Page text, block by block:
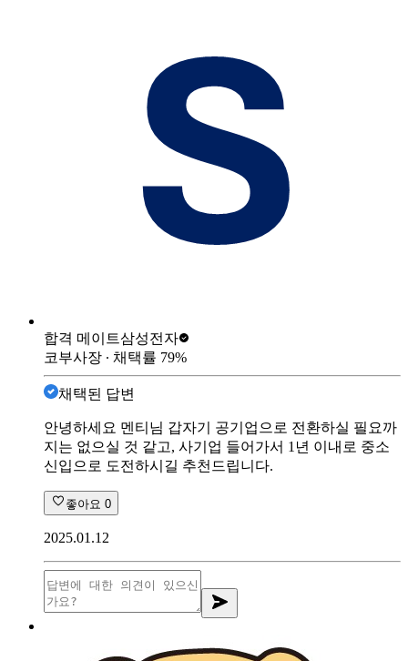
합격 메이트삼성전자
코부사장 ∙ 채택률 79%
채택된 답변
안녕하세요 멘티님 갑자기 공기업으로 전환하실 필요까
지는 없으실 것 같고, 사기업 들어가서 1년 이내로 중소
신입으로 도전하시길 추천드립니다.
좋아요 0
2025.01.12